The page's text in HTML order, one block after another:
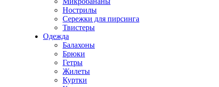
Нострилы
Сережки для пирсинга
Твистеры
Одежда
Балахоны
Брюки
Гетры
Жилеты
Куртки